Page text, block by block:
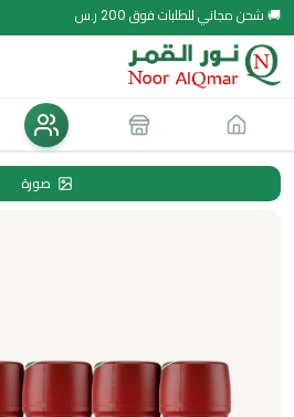
🚚 شحن مجاني للطلبات فوق 200 ر.س
صورة